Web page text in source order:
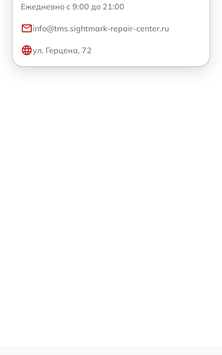
Ежедневно с 9:00 до 21:00
info@tms.sightmark-repair-center.ru
ул. Герцена, 72